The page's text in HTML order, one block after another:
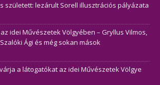
született: lezárult Sorell illusztrációs pályázata
idei Művészetek Völgyében – Gryllus Vilmos,
Ági és még sokan mások
a látogatókat az idei Művészetek Völgye